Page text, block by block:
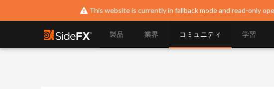
This website is currently in fallback mode and read-only
製品 業界 コミュニティ 学習